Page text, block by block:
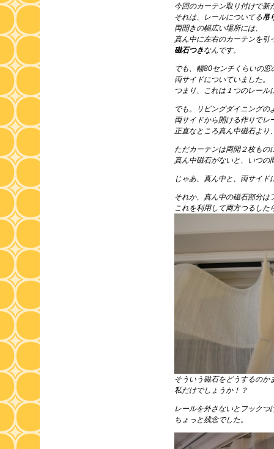
今回のカーテン取り付けで新
それは、レールについてる吊
両開きの幅広い場所には、
真ん中に左右のカーテンを引
磁石つきなんです。
でも、幅80センチくらいの
両サイドについていました。
つまり、これは１つのレール
でも。リビングダイニングの
両サイドから開ける作りでレ
正直なところ真ん中磁石より
ただカーテンは両開２枚もの
真ん中磁石がないと、いつの
じゃあ、真ん中と、両サイド
それか、真ん中の磁石部分は
これを利用して両方つるした
そういう磁石をどうするのか
私だけでしょうか！？
レールを外さないとフックつ
ちょっと残念でした。